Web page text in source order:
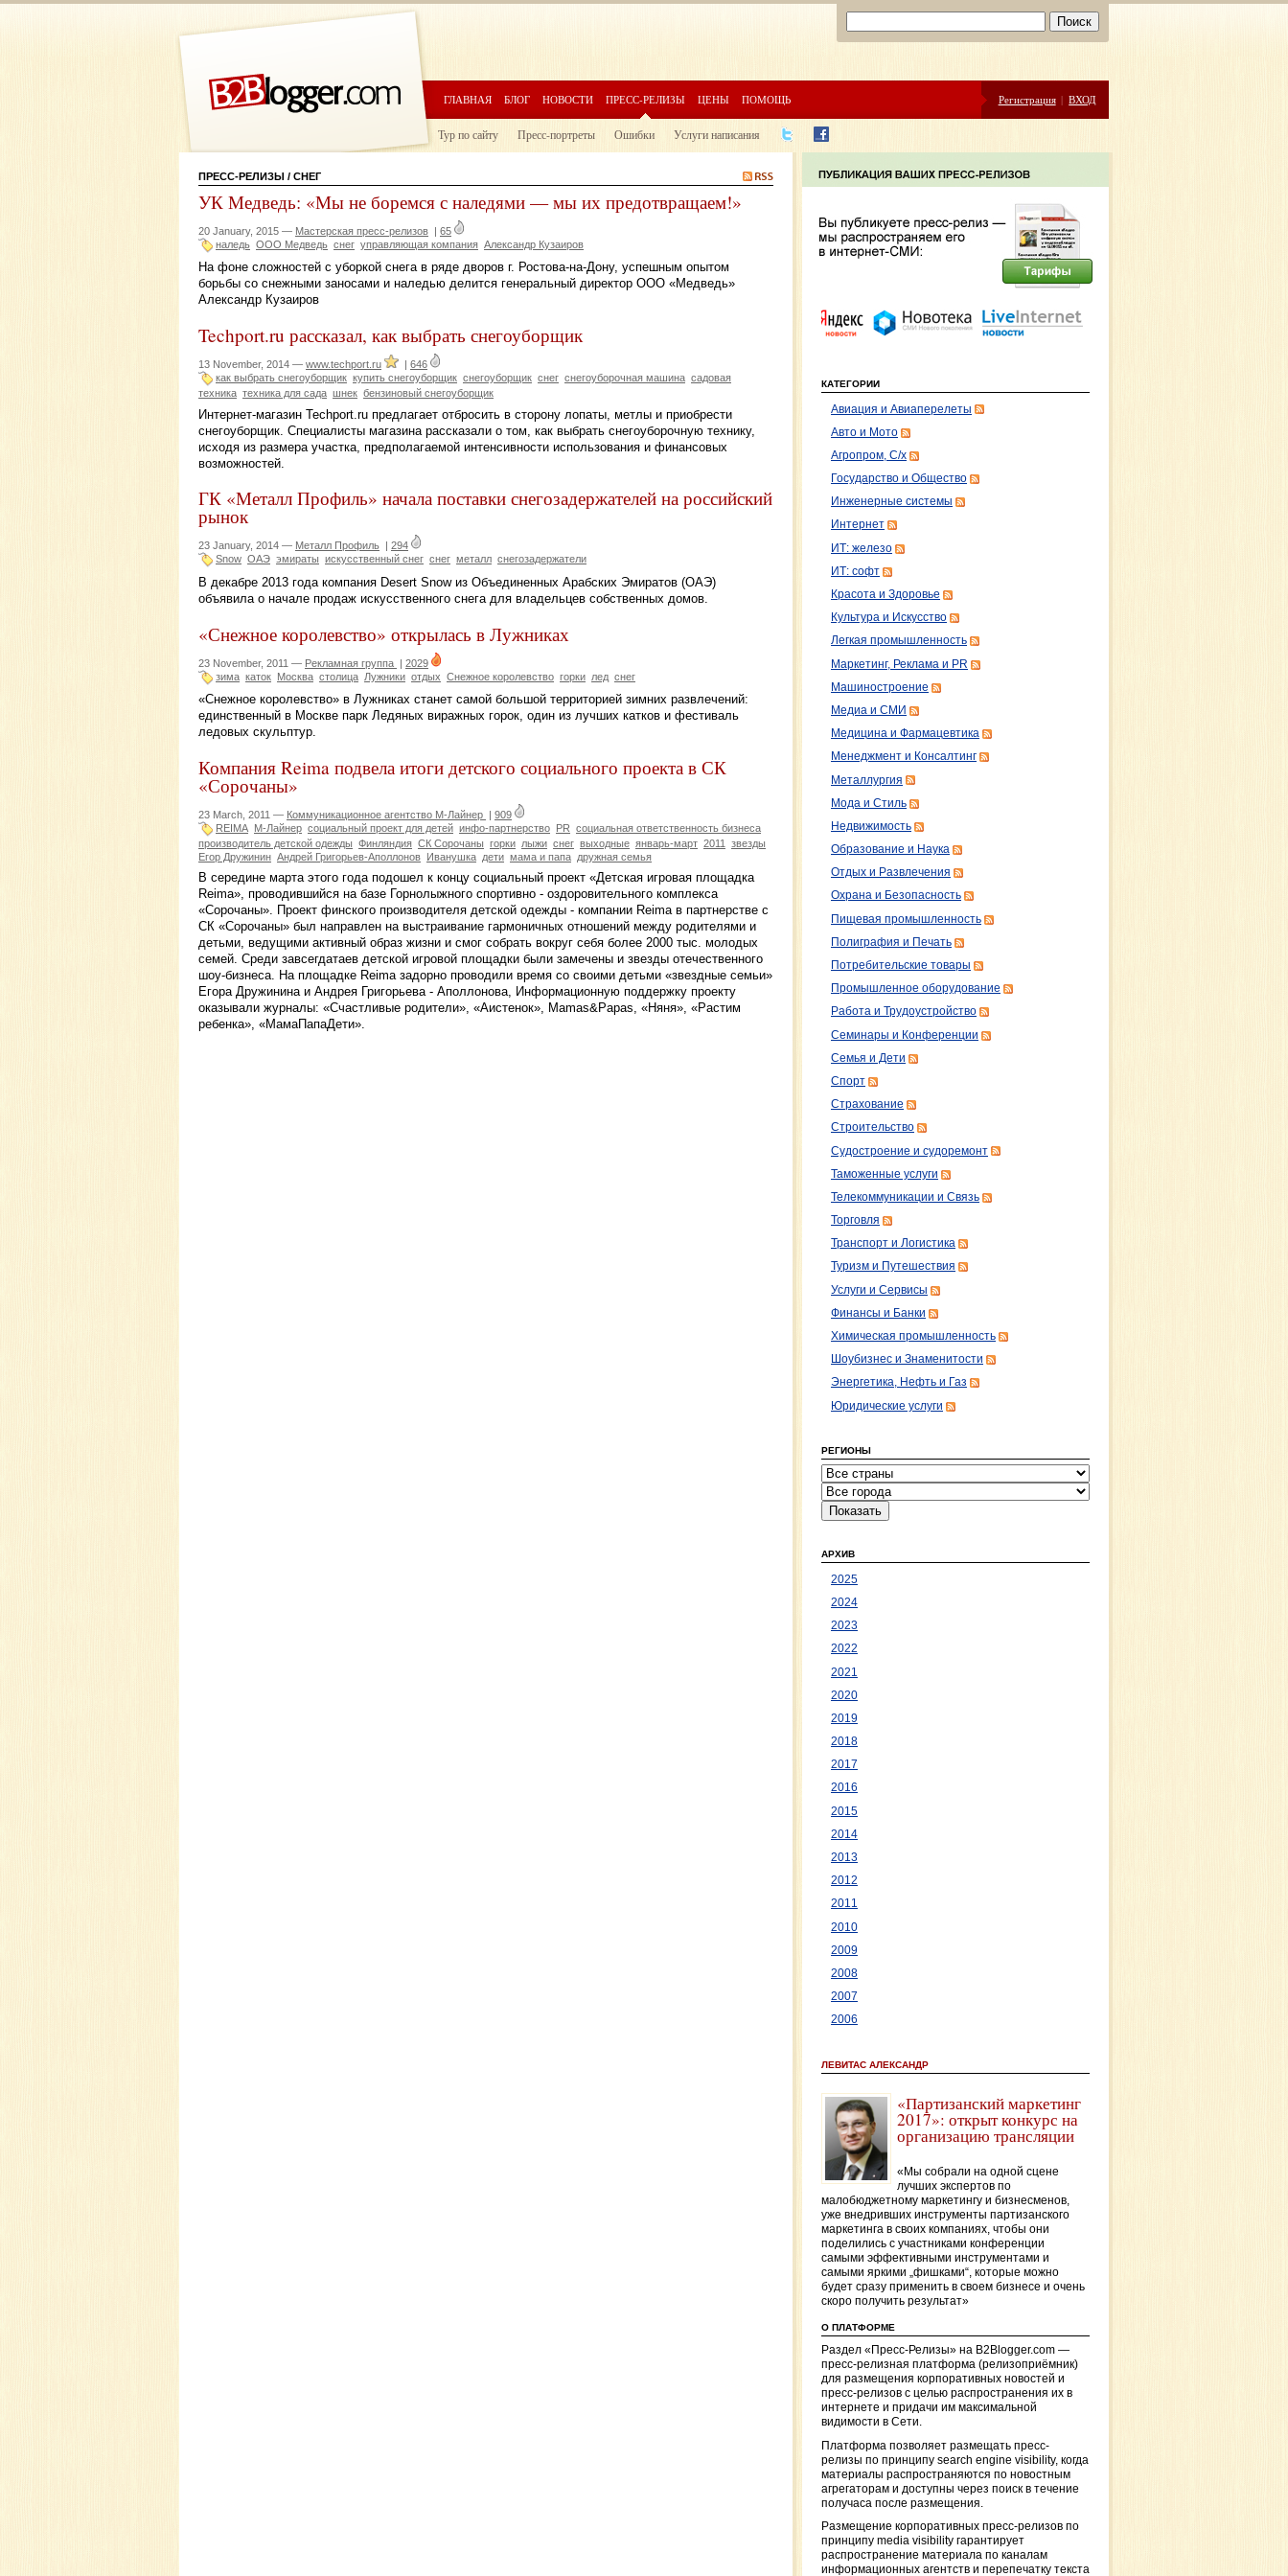
ГЛАВНАЯ БЛОГ НОВОСТИ ПРЕСС-РЕЛИЗЫ ЦЕНЫ ПОМОЩЬ Регистрация | ВХОД
Тур по сайту Пресс-портреты Ошибки Услуги написания
ПРЕСС-РЕЛИЗЫ / СНЕГ
УК Медведь: «Мы не боремся с наледями — мы их предотвращаем!»
20 January, 2015 — Мастерская пресс-релизов | 65
наледь ООО Медведь снег управляющая компания Александр Кузаиров
На фоне сложностей с уборкой снега в ряде дворов г. Ростова-на-Дону, успешным опытом
борьбы со снежными заносами и наледью делится генеральный директор ООО «Медведь»
Александр Кузаиров
Techport.ru рассказал, как выбрать снегоуборщик
13 November, 2014 — www.techport.ru | 646
как выбрать снегоуборщик купить снегоуборщик снегоуборщик снег снегоуборочная машина садовая
техника техника для сада шнек бензиновый снегоуборщик
Интернет-магазин Techport.ru предлагает отбросить в сторону лопаты, метлы и приобрести
снегоуборщик. Специалисты магазина рассказали о том, как выбрать снегоуборочную технику,
исходя из размера участка, предполагаемой интенсивности использования и финансовых
возможностей.
ГК «Металл Профиль» начала поставки снегозадержателей на российский
рынок
23 January, 2014 — Металл Профиль
294
Snow ОАЭ эмираты искусственный снег снег металл снегозадержатели
В декабре 2013 года компания Desert Snow из Объединенных Арабских Эмиратов (ОАЭ)
объявила о начале продаж искусственного снега для владельцев собственных домов.
«Снежное королевство» открылась в Лужниках
23 November, 2011 — Рекламная группа | 2029
зима каток Москва столица Лужники отдых Снежное королевство горки лед снег
«Снежное королевство» в Лужниках станет самой большой территорией зимних развлечений:
единственный в Москве парк Ледяных виражных горок, один из лучших катков и фестиваль
ледовых скульптур.
Компания Reima подвела итоги детского социального проекта в СК
«Сорочаны»
23 March, 2011 — Коммуникационное агентство М-Лайнер | 909
REIMA М-Лайнер социальный проект для детей инфо-партнерство PR социальная ответственность бизнеса
производитель детской одежды Финляндия СК Сорочаны горки лыжи снег выходные январь-март 2011
звезды
Егор Дружинин Андрей Григорьев-Аполлонов Иванушка дети мама и папа дружная семья
В середине марта этого года подошел к концу социальный проект «Детская игровая площадка
Reima», проводившийся на базе Горнолыжного спортивно - оздоровительного комплекса
«Сорочаны». Проект финского производителя детской одежды - компании Reima в партнерстве с
СК «Сорочаны» был направлен на выстраивание гармоничных отношений между родителями и
детьми, ведущими активный образ жизни и смог собрать вокруг себя более 2000 тыс. молодых
семей. Среди завсегдатаев детской игровой площадки были замечены и звезды отечественного
шоу-бизнеса. На площадке Reima задорно проводили время со своими детьми «звездные семьи»
Егора Дружинина и Андрея Григорьева - Аполлонова, Информационную поддержку проекту
оказывали журналы: «Счастливые родители», «Аистенок», Mamas&Papas, «Няня», «Растим
ребенка», «МамаПапаДети».
КАТЕГОРИИ
Авиация и Авиаперелеты
Авто и Мото
Агропром, С/х
Государство и Общество
Инженерные системы
Интернет
ИТ: железо
ИТ: софт
Красота и Здоровье
Культура и Искусство
Легкая промышленность
Маркетинг, Реклама и PR
Машиностроение
Медиа и СМИ
Медицина и Фармацевтика
Менеджмент и Консалтинг
Металлургия
Мода и Стиль
Недвижимость
Образование и Наука
Отдых и Развлечения
Охрана и Безопасность
Пищевая промышленность
Полиграфия и Печать
Потребительские товары
Промышленное оборудование
Работа и Трудоустройство
Семинары и Конференции
Семья и Дети
Спорт
Страхование
Строительство
Судостроение и судоремонт
Таможенные услуги
Телекоммуникации и Связь
Торговля
Транспорт и Логистика
Туризм и Путешествия
Услуги и Сервисы
Финансы и Банки
Химическая промышленность
Шоубизнес и Знаменитости
Энергетика, Нефть и Газ
Юридические услуги
РЕГИОНЫ
АРХИВ
2025
2024
2023
2022
2021
2020
2019
2018
2017
2016
2015
2014
2013
2012
2011
2010
2009
2008
2007
2006
ЛЕВИТАС АЛЕКСАНДР
«Партизанский маркетинг
2017»: открыт конкурс на
организацию трансляции
«Мы собрали на одной сцене
лучших экспертов по
малобюджетному маркетингу и бизнесменов,
уже внедривших инструменты партизанского
маркетинга в своих компаниях, чтобы они
поделились с участниками конференции
самыми эффективными инструментами и
самыми яркими „фишками“, которые можно
будет сразу применить в своем бизнесе и очень
скоро получить результат»
О ПЛАТФОРМЕ
Раздел «Пресс-Релизы» на B2Blogger.com —
пресс-релизная платформа (релизоприёмник)
для размещения корпоративных новостей и
пресс-релизов с целью распространения их в
интернете и придачи им максимальной
видимости в Сети.
Платформа позволяет размещать пресс-
релизы по принципу search engine visibility, когда
материалы распространяются по новостным
агрегаторам и доступны через поиск в течение
получаса после размещения.
Размещение корпоративных пресс-релизов по
принципу media visibility гарантирует
распространение материала по каналам
информационных агентств и перепечатку текста